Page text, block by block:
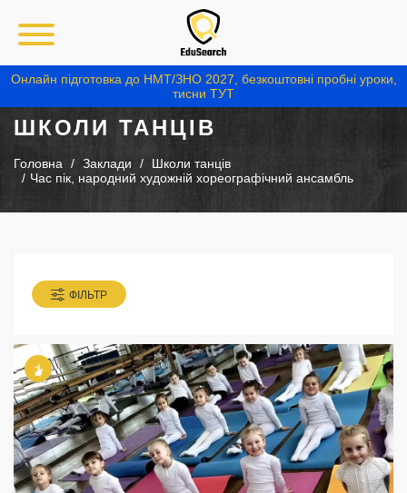
Онлайн підготовка до НМТ/ЗНО 2027, безкоштовні пробні уроки,
тисни ТУТ
ШКОЛИ ТАНЦІВ
Головна Заклади
Школи танців
Час пік, народний художній хореографічний ансамбль
ФІЛЬТР